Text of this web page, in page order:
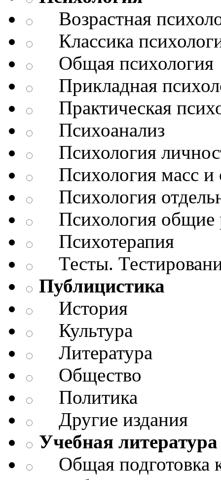
Возрастная
Классика
Общая психология
Прикладная
Практическая
Психоанализ
Психология
Психология масс и
Психология
Психология общие
Психотерапия
Тесты.
Публицистика
История
Культура
Литература
Общество
Политика
Другие издания
Учебная
Общая подготовка